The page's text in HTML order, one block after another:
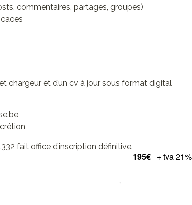
commentaires, partages, groupes)
chargeur et d’un cv à jour sous format digital
fait office d’inscription définitive.
195€ + tva 21%